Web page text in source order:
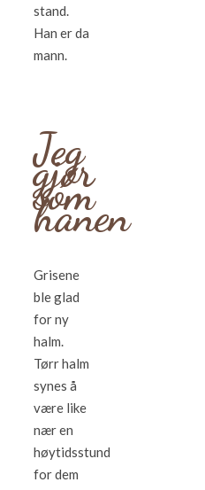
stand.
Han er da
mann.
Jeg
gjør
som
hanen
Grisene
ble glad
for ny
halm.
Tørr halm
synes å
være like
nær en
høytidsstund
for dem